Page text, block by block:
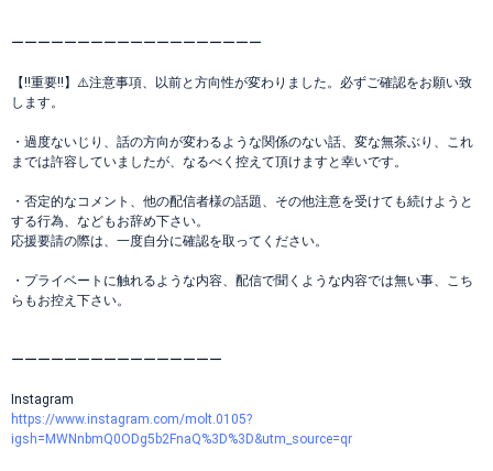
ーーーーーーーーーーーーーーーーーーー
【‼️重要‼️】⚠️注意事項、以前と方向性が変わりました。必ずご確認をお願い致
します。
・過度ないじり、話の方向が変わるような関係のない話、変な無茶ぶり、これ
までは許容していましたが、なるべく控えて頂けますと幸いです。
・否定的なコメント、他の配信者様の話題、その他注意を受けても続けようと
する行為、などもお辞め下さい。
応援要請の際は、一度自分に確認を取ってください。
・プライベートに触れるような内容、配信で聞くような内容では無い事、こち
らもお控え下さい。
ーーーーーーーーーーーーーーーー
Instagram
https://www.instagram.com/molt.0105?
igsh=MWNnbmQ0ODg5b2FnaQ%3D%3D&utm_source=qr